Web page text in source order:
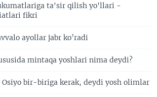
ta'sir qilish yo'llari -
fikri
ayollar jabr ko’radi
mintaqa yoshlari nima deydi?
Osiyo bir-biriga kerak, deydi yosh olimlar